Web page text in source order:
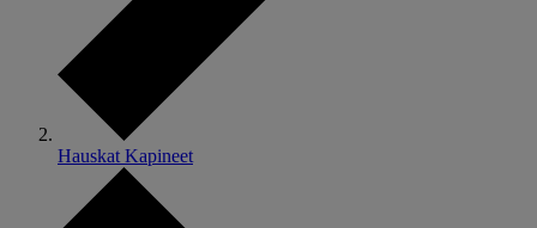
Hauskat Kapineet